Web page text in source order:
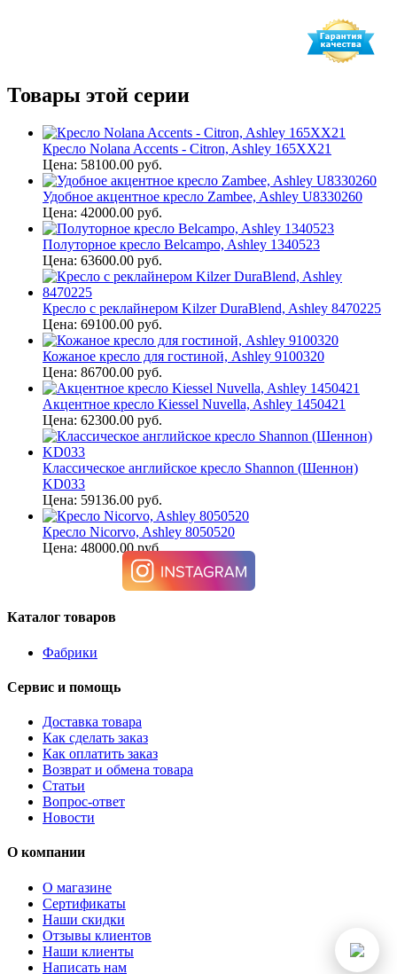
Товары этой серии
Кресло Nolana Accents - Citron, Ashley 165XX21
Цена: 58100.00 руб.
Удобное акцентное кресло Zambee, Ashley U8330260
Цена: 42000.00 руб.
Полуторное кресло Belcampo, Ashley 1340523
Цена: 63600.00 руб.
Кресло с реклайнером Kilzer DuraBlend, Ashley 8470225
Цена: 69100.00 руб.
Кожаное кресло для гостиной, Ashley 9100320
Цена: 86700.00 руб.
Акцентное кресло Kiessel Nuvella, Ashley 1450421
Цена: 62300.00 руб.
Классическое английское кресло Shannon (Шеннон)
KD033
Цена: 59136.00 руб.
Кресло Nicorvo, Ashley 8050520
Цена: 48000.00 руб.
Каталог товаров
Фабрики
Сервис и помощь
Доставка товара
Как сделать заказ
Как оплатить заказ
Возврат и обмена товара
Статьи
Вопрос-ответ
Новости
О компании
О магазине
Сертификаты
Наши скидки
Отзывы клиентов
Наши клиенты
Написать нам